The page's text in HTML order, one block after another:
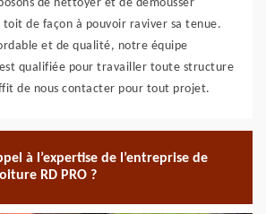
de nettoyer et de démousser
de façon à pouvoir raviver sa tenue.
et de qualité, notre équipe
qualifiée pour travailler toute structure
de nous contacter pour tout projet.
à l’expertise de l’entreprise de
RD PRO ?